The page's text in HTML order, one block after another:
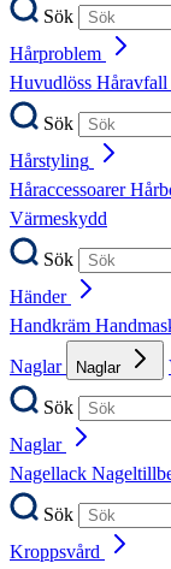
Sök
Hårproblem
Huvudlöss Håravfall
Sök
Hårstyling
Håraccessoarer
Värmeskydd
Sök
Händer
Handkräm
Naglar
Naglar
Sök
Naglar
Nagellack
Sök
Kroppsvård